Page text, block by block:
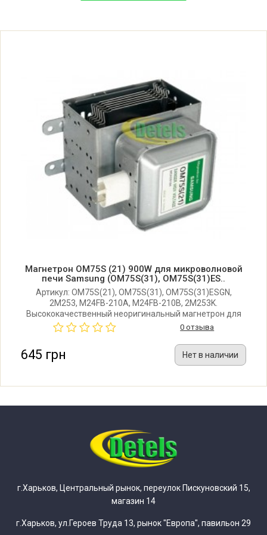
Samsung AMW83E-WB/SAM
Samsung AMW83E-WB/XTC
Samsung C100R-5D/BWT
Samsung C103R-5/BWT
Samsung C103R-5D/BWT
Samsung C105AFR-5/BWT
Samsung C105AFR-5S/BWT
Samsung C105AFR5SD/BWT
Samsung C105AFR-T/BWT
Samsung C105AFR-TD/BWT
Samsung C105AFRTSD/BWT
Samsung C105AR-5/BWT
Samsung C105AR-5D/BWT
Магнетрон OM75S (21) 900W для микроволновой
печи Samsung (OM75S(31), OM75S(31)ES..
Артикул: OM75S(21), OM75S(31), OM75S(31)ESGN,
2M253, M24FB-210A, M24FB-210B, 2M253K.
Высококачественный неоригинальный магнетрон для
микроволновой печи Samsung, LG, Toshiba, Supra,
Daewoo. Размер: 95х80х57 мм (радиатор). Мощность:
900W. Производитель: Китай.
0 отзыва
645 грн Нет в наличии
г.Харьков, Центральный рынок, переулок Пискуновский 15,
магазин 14
г.Харьков, ул.Героев Труда 13, рынок "Европа", павильон 29